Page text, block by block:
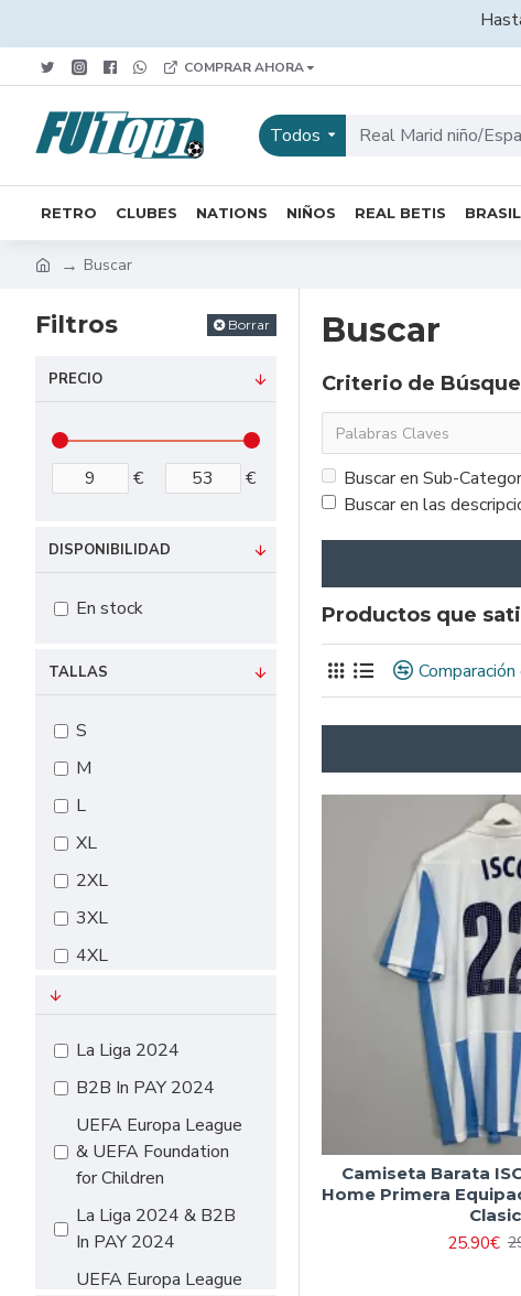
COMPRAR AHORA
Todos
RETRO CLUBES NATIONS NIÑOS REAL BETIS BRASIL
Buscar
Filtros Borrar
PRECIO
€ €
TALLAS
S
M
L
XL
2XL
3XL
4XL
#24 135cm-145cm
#26 145cm-155cm
#28 155cm-165cm
#10（115cm-
125cm）
La Liga 2024
B2B In PAY 2024
UEFA Europa League
& UEFA Foundation
for Children
La Liga 2024 & B2B
In PAY 2024
UEFA Europa League
DISPONIBILIDAD
En stock
Buscar
Criterio de
Buscar en Sub-
Buscar en las
Productos que
Camiseta Barata
Home Primera
25.90€